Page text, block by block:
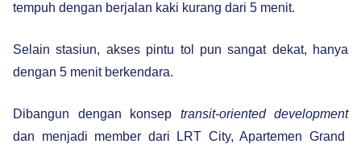
tempuh dengan berjalan kaki kurang dari 5 menit.
Selain stasiun, akses pintu tol pun sangat dekat, hanya
dengan 5 menit berkendara.
Dibangun dengan konsep transit-oriented development
dan menjadi member dari LRT City, Apartemen Grand